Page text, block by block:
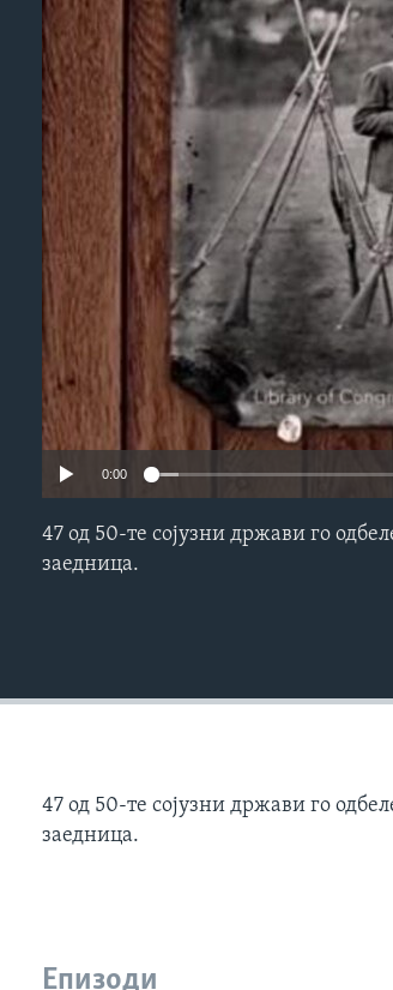
0:00
47 од 50-те сојузни држави го
заедница.
47 од 50-те сојузни држави го
заедница.
Епизоди